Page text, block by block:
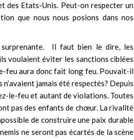
des Etats-Unis. Peut-on respecter un
que nous nous posions dans nos
surprenante. Il faut bien le dire, les
voulaient éviter les sanctions ciblées
feu aura doncfait long feu. Pouvait-il
jamais été respectés? Depuis
le-feu et autant de violations. Toutes
pas des enfants de chœur. La rivalité
de construire une paix durable
ne seront pas écartés de la scène